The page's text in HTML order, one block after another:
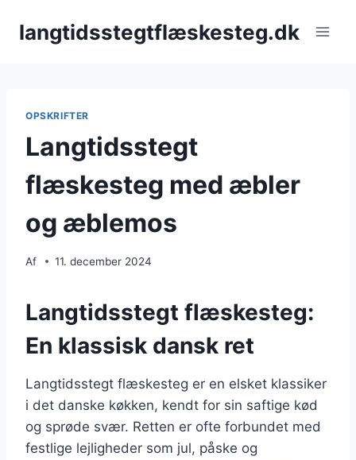
langtidsstegtflæskesteg.dk
OPSKRIFTER
Langtidsstegt
flæskesteg med æbler
og æblemos
Af 11. december 2024
Langtidsstegt flæskesteg:
En klassisk dansk ret
Langtidsstegt flæskesteg er en elsket klassiker
i det danske køkken, kendt for sin saftige kød
og sprøde svær. Retten er ofte forbundet med
festlige lejligheder som jul, påske og